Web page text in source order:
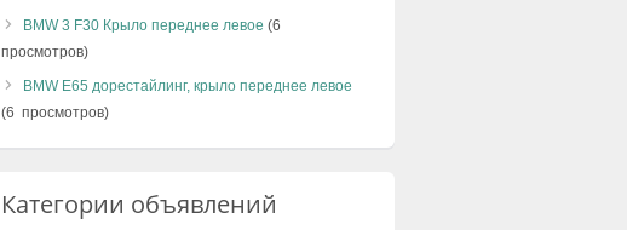
BMW 3 F30 Крыло переднее левое (6
просмотров)
BMW E65 дорестайлинг, крыло переднее левое
(6 просмотров)
Категории объявлений